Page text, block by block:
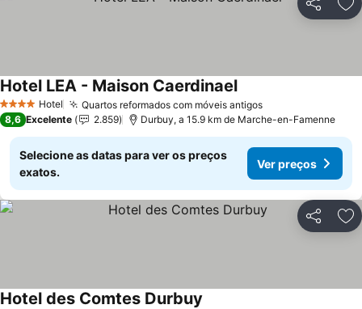
Partilhar
4 EstrelasHotel Quartos reformados com móveis antigos
Hotel LEA - Maison Caerdinael
8,6 Excelente 2.859 Durbuy, a 15.9 km de Marche-en-Famenne
Selecione as datas para ver os preços
exatos.
Ver preços
Partilhar
Hotel des Comtes Durbuy